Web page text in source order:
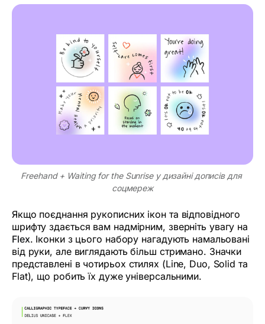
Freehand + Waiting for the Sunrise у дизайні дописів для
соцмереж
Якщо поєднання рукописних ікон та відповідного
шрифту здається вам надмірним, зверніть увагу на
Flex. Іконки з цього набору нагадують намальовані
від руки, але виглядають більш стримано. Значки
представлені в чотирьох стилях (Line, Duo, Solid та
Flat), що робить їх дуже універсальними.